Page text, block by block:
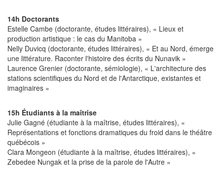
14h Doctorants
Estelle Cambe (doctorante, études littéraires), « Lieux et
production artistique : le cas du Manitoba »
Nelly Duvicq (doctorante, études littéraires), « Et au Nord, émerge
une littérature. Raconter l'histoire des écrits du Nunavik »
Laurence Grenier (doctorante, sémiologie), « L'architecture des
stations scientifiques du Nord et de l'Antarctique, existantes et
imaginaires »
15h Étudiants à la maîtrise
Julie Gagné (étudiante à la maîtrise, études littéraires), «
Représentations et fonctions dramatiques du froid dans le théâtre
québécois »
Clara Mongeon (étudiante à la maîtrise, études littéraires), «
Zebedee Nungak et la prise de la parole de l'Autre »